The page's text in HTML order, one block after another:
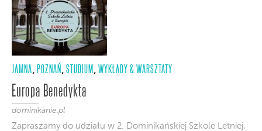
JAMNA, POZNAŃ, STUDIUM, WYKŁADY & WARSZTATY
Europa Benedykta
dominikanie.pl
Zapraszamy do udziału w 2. Dominikańskiej Szkole Letniej,